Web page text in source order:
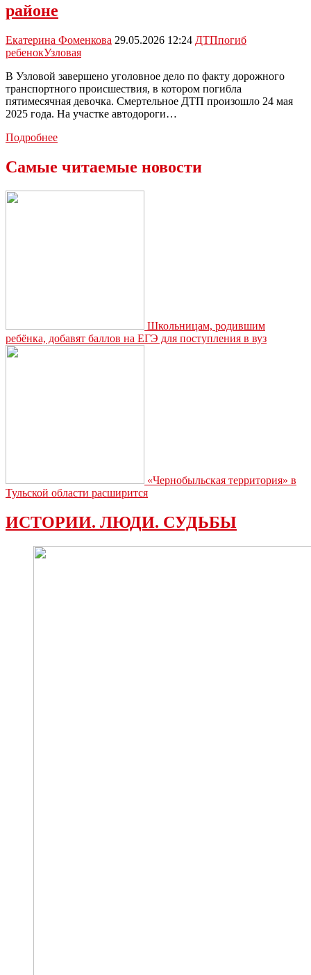
районе
Екатерина Фоменкова 29.05.2026 12:24 ДТПпогиб
ребенокУзловая
В Узловой завершено уголовное дело по факту дорожного
транспортного происшествия, в котором погибла
пятимесячная девочка. Смертельное ДТП произошло 24 мая
2025 года. На участке автодороги…
ПодробнееЗавершено
делу
Самые читаемые новости
Школьницам, родившим
ребёнка, добавят баллов на ЕГЭ для поступления в вуз
«Чернобыльская территория» в
Тульской области расширится
ИСТОРИИ. ЛЮДИ. СУДЬБЫ